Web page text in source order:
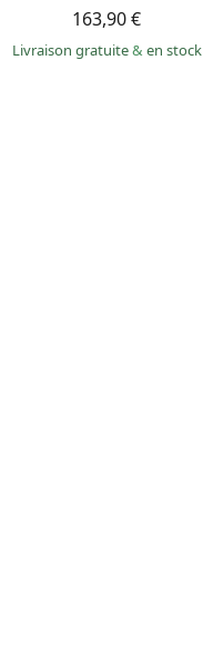
163,90 €
Livraison gratuite& en stock